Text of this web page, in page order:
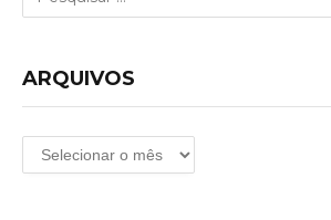
ARQUIVOS
Arquivos